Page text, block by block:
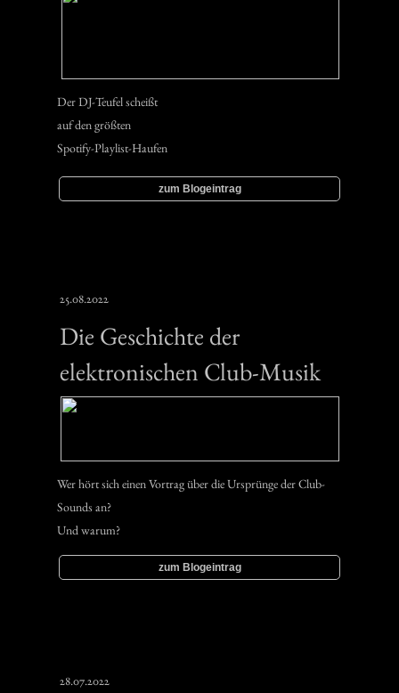
Der DJ-Teufel scheißt
auf den größten
Spotify-Playlist-Haufen
zum Blogeintrag
25.08.2022
Die Geschichte der
elektronischen Club-Musik
Wer hört sich einen Vortrag über die Ursprünge der Club-
Sounds an?
Und warum?
zum Blogeintrag
28.07.2022